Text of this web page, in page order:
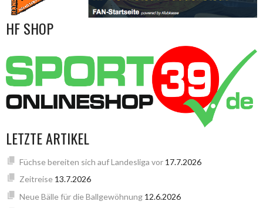
HF SHOP
LETZTE ARTIKEL
Füchse bereiten sich auf Landesliga vor 17.7.2026
Zeitreise 13.7.2026
Neue Bälle für die Ballgewöhnung 12.6.2026